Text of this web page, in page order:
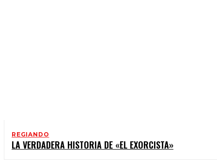
REGIANDO
LA VERDADERA HISTORIA DE «EL EXORCISTA»